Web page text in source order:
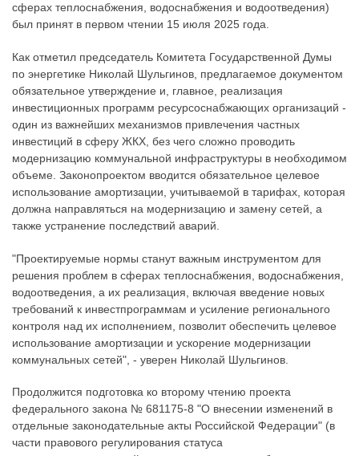
сферах теплоснабжения, водоснабжения и водоотведения)
был принят в первом чтении 15 июля 2025 года.
Как отметил председатель Комитета Государственной Думы
по энергетике Николай Шульгинов, предлагаемое документом
обязательное утверждение и, главное, реализация
инвестиционных программ ресурсоснабжающих организаций -
один из важнейших механизмов привлечения частных
инвестиций в сферу ЖКХ, без чего сложно проводить
модернизацию коммунальной инфраструктуры в необходимом
объеме. Законопроектом вводится обязательное целевое
использование амортизации, учитываемой в тарифах, которая
должна направляться на модернизацию и замену сетей, а
также устранение последствий аварий.
"Проектируемые нормы станут важным инструментом для
решения проблем в сферах теплоснабжения, водоснабжения,
водоотведения, а их реализация, включая введение новых
требований к инвестпрограммам и усиление регионального
контроля над их исполнением, позволит обеспечить целевое
использование амортизации и ускорение модернизации
коммунальных сетей", - уверен Николай Шульгинов.
Продолжится подготовка ко второму чтению проекта
федерального закона № 681175-8 "О внесении изменений в
отдельные законодательные акты Российской Федерации" (в
части правового регулирования статуса